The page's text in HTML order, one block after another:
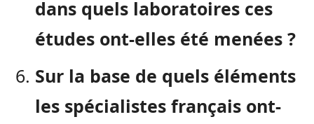
dans quels laboratoires ces
études ont-elles été menées ?
Sur la base de quels éléments
les spécialistes français ont-